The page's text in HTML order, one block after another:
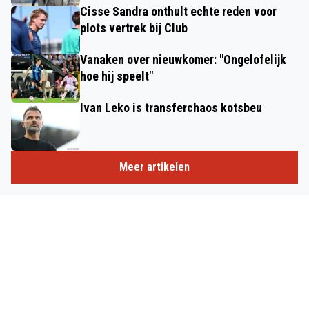
Cisse Sandra onthult echte reden voor
plots vertrek bij Club
Vanaken over nieuwkomer: "Ongelofelijk
hoe hij speelt"
Ivan Leko is transferchaos kotsbeu
Meer artikelen